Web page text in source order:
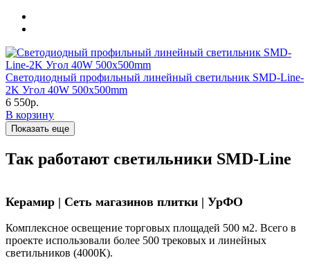
Светодиодный профильный линейный светильник SMD-Line-
2K Угол 40W 500х500mm
6 550р.
В корзину
Показать еще
Так работают светильники SMD-Line
Керамир | Сеть магазинов плитки | УрФО
Комплексное освещение торговых площадей 500 м2. Всего в
проекте использовали более 500 трековых и линейных
светильников (4000К).